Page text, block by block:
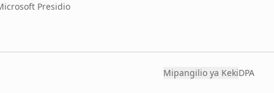
Presidio
Mipangilio ya KekiDPA